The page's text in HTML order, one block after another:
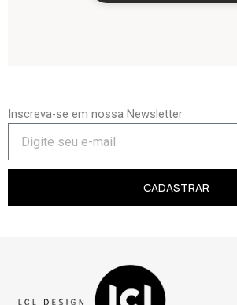
Inscreva-se em nossa Newsletter
CADASTRAR